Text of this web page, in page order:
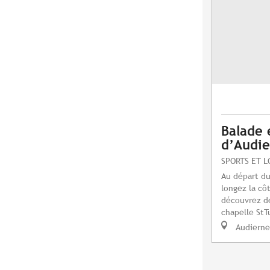
Balade
SPORTS ET
Au départ
longez la
découvrez
chapelle
Audierne